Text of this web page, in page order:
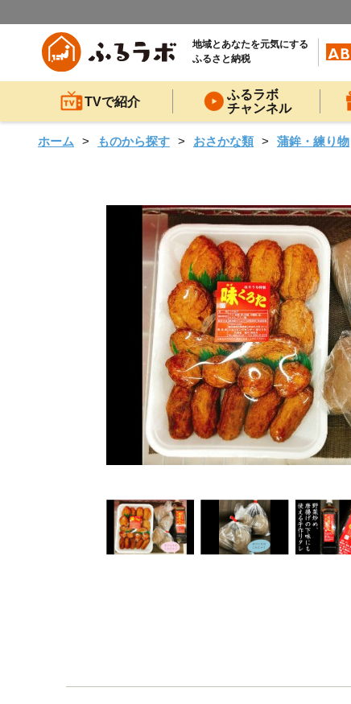
地域とあなたを元気にする
ふるさと納税
TVで紹介
ふるラボ
チャンネル
ホーム ものから探す おさかな類 蒲鉾・練り物